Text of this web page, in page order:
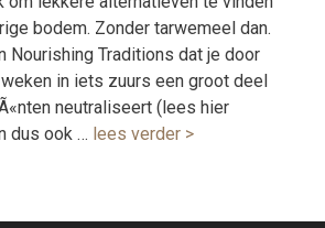
bodem. Zonder tarwemeel dan.
Nourishing Traditions dat je door
in iets zuurs een groot deel
neutraliseert (lees hier
dus ook … lees verder >